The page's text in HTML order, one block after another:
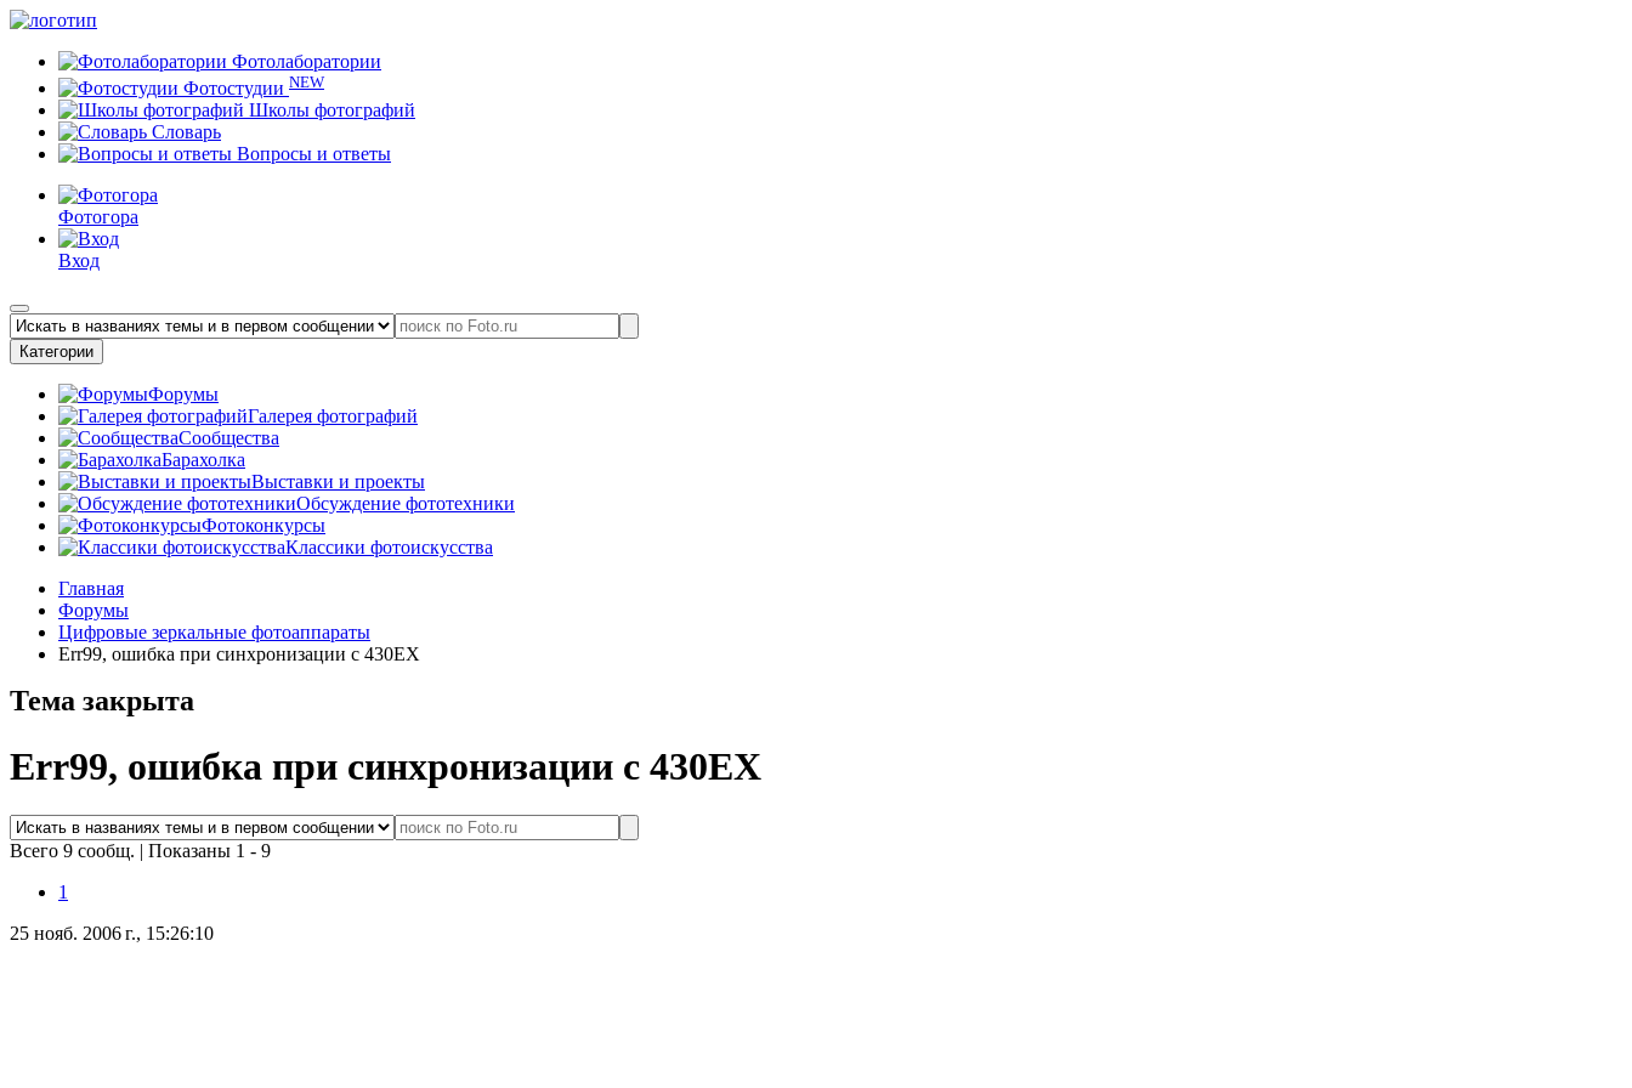
Фотолаборатории
Фотостудии NEW
Школы фотографий
Словарь
Вопросы и ответы
Фотогора
Вход
Категории
Форумы
Галерея фотографий
Сообщества
Барахолка
Выставки и проекты
Обсуждение фототехники
Фотоконкурсы
Классики фотоискусства
Главная
Форумы
Цифровые зеркальные фотоаппараты
Err99, ошибка при синхронизации с 430ЕХ
Тема закрыта
Err99, ошибка при синхронизации с 430ЕХ
Всего 9 сообщ. | Показаны 1 - 9
1
25 нояб. 2006 г., 15:26:10